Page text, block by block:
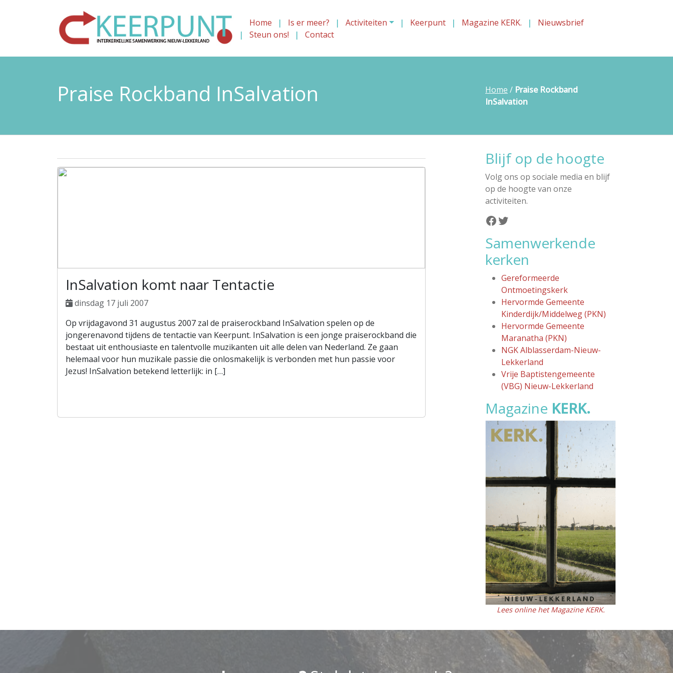
Home Is er meer? Activiteiten Keerpunt Magazine KERK.
Nieuwsbrief
Steun ons!
Contact
Praise Rockband InSalvation Home / Praise Rockband
InSalvation
InSalvation komt naar Tentactie
dinsdag 17 juli 2007
Op vrijdagavond 31 augustus 2007 zal de praiserockband InSalvation spelen op de
jongerenavond tijdens de tentactie van Keerpunt. InSalvation is een jonge praiserockband die
bestaat uit enthousiaste en talentvolle muzikanten uit alle delen van Nederland. Ze gaan
helemaal voor hun muzikale passie die onlosmakelijk is verbonden met hun passie voor
Jezus! InSalvation betekend letterlijk: in […]
Blijf op de hoogte
Volg ons op sociale media en blijf
op de hoogte van onze
activiteiten.
Facebook
Twitter
Samenwerkende
kerken
Gereformeerde
Ontmoetingskerk
Hervormde Gemeente
Kinderdijk/Middelweg (PKN)
Hervormde Gemeente
Maranatha (PKN)
NGK Alblasserdam-Nieuw-
Lekkerland
Vrije Baptistengemeente
(VBG) Nieuw-Lekkerland
Magazine KERK.
Lees online het Magazine KERK.